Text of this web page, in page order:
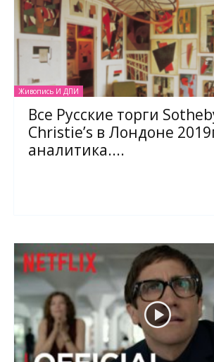
Живопись И ДПИ
Все Русские торги
Christie’s в Лондоне
аналитика....